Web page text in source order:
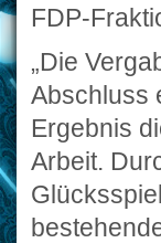
FDP-
„Die
Abschluss
Ergebnis
Arbeit.